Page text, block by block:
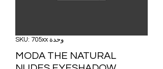
وحدة SKU: 705xx
MODA THE NATURAL